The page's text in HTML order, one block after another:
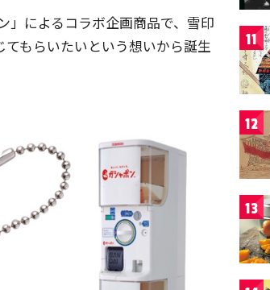
」によるコラボ企画商品で、雪印
もらいたいという想いから誕生
11
12
13